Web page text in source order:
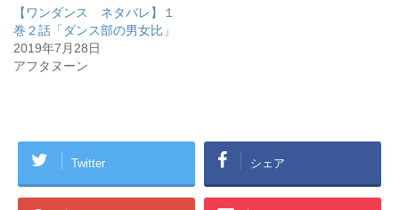
で
共
有
(
新
し
い
き
)
ク
リ
ッ
し
い
ィ
ン
【ワンダンス ネタバレ】１
巻２話「ダンス部の男女比」
2019年7月28日
アフタヌーン
Twitter シェア